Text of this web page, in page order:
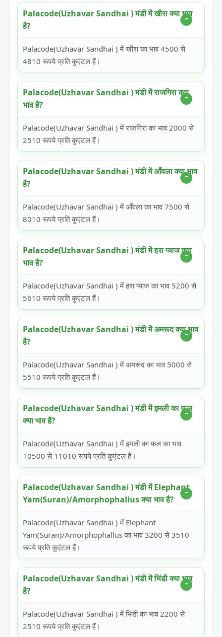
Palacode(Uzhavar Sandhai ) मंडी में खीरा क्या भाव
है?
Palacode(Uzhavar Sandhai ) में खीरा का भाव 4500 से
4810 रूपये प्रति कुएंटल हैं।
Palacode(Uzhavar Sandhai ) मंडी में राजगिरा क्या
भाव है?
Palacode(Uzhavar Sandhai ) में राजगिरा का भाव 2000 से
2510 रूपये प्रति कुएंटल हैं।
Palacode(Uzhavar Sandhai ) मंडी में आँवला क्या भाव
है?
Palacode(Uzhavar Sandhai ) में आँवला का भाव 7500 से
8010 रूपये प्रति कुएंटल हैं।
Palacode(Uzhavar Sandhai ) मंडी में हरा प्याज क्या
भाव है?
Palacode(Uzhavar Sandhai ) में हरा प्याज का भाव 5200 से
5610 रूपये प्रति कुएंटल हैं।
Palacode(Uzhavar Sandhai ) मंडी में अमरूद क्या भाव
है?
Palacode(Uzhavar Sandhai ) में अमरूद का भाव 5000 से
5510 रूपये प्रति कुएंटल हैं।
Palacode(Uzhavar Sandhai ) मंडी में इमली का फल
क्या भाव है?
Palacode(Uzhavar Sandhai ) में इमली का फल का भाव
10500 से 11010 रूपये प्रति कुएंटल हैं।
Palacode(Uzhavar Sandhai ) मंडी में Elephant
Yam(Suran)/Amorphophallus क्या भाव है?
Palacode(Uzhavar Sandhai ) में Elephant
Yam(Suran)/Amorphophallus का भाव 3200 से 3510
रूपये प्रति कुएंटल हैं।
Palacode(Uzhavar Sandhai ) मंडी में भिंडी क्या भाव
है?
Palacode(Uzhavar Sandhai ) में भिंडी का भाव 2200 से
2510 रूपये प्रति कुएंटल हैं।